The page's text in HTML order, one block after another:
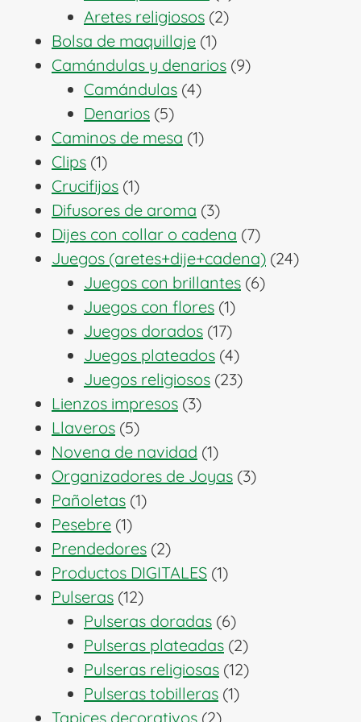
productos
Aretes religiosos 22
Bolsa de maquillaje 11
producto
Camándulas y denarios 99
Camándulas 44
Denarios 55
productos
Caminos de mesa 11
Clips 11
producto
Crucifijos 11
producto
Difusores de aroma 33
productos
Dijes con collar o cadena 77
productos
Juegos (aretes+dije+cadena) 2424
Juegos con brillantes 66
Juegos con flores 11
producto
Juegos dorados 1717
productos
Juegos plateados 44
productos
Juegos religiosos 2323
Lienzos impresos 33
Llaveros 55
productos
Novena de navidad 11
producto
Organizadores de Joyas 33
Pañoletas 11
Pesebre 11
producto
Prendedores 22
productos
Productos DIGITALES 11
Pulseras 1212
productos
Pulseras doradas 66
productos
Pulseras plateadas 22
productos
Pulseras religiosas 1212
Pulseras tobilleras 11
Tapices decorativos 22